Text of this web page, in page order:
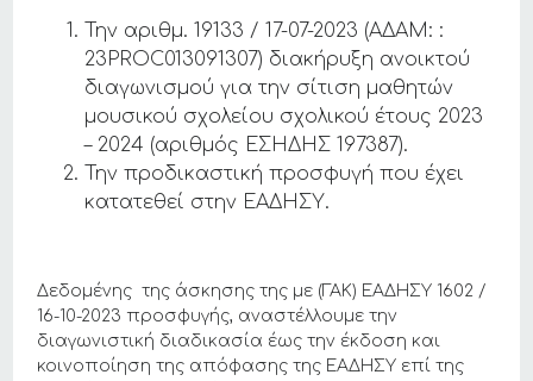
Την αριθμ. 19133 / 17-07-2023 (ΑΔΑΜ: :
23PROC013091307) διακήρυξη ανοικτού
διαγωνισμού για την σίτιση μαθητών
μουσικού σχολείου σχολικού έτους 2023
– 2024 (αριθμός ΕΣΗΔΗΣ 197387).
Την προδικαστική προσφυγή που έχει
κατατεθεί στην ΕΑΔΗΣΥ.
Δεδομένης της άσκησης της με (ΓΑΚ) ΕΑΔΗΣΥ 1602 /
16-10-2023 προσφυγής, αναστέλλουμε την
διαγωνιστική διαδικασία έως την έκδοση και
κοινοποίηση της απόφασης της ΕΑΔΗΣΥ επί της